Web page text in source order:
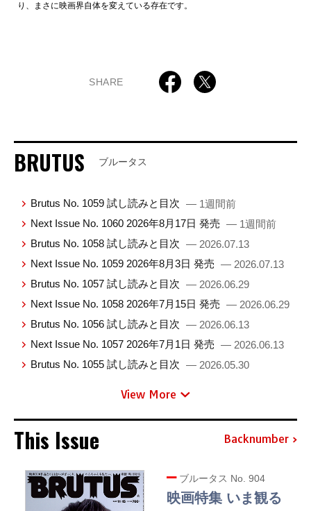
り、まさに映画界自体を変えている存在です。
SHARE
BRUTUS ブルータス
Brutus No. 1059 試し読みと目次 — 1週間前
Next Issue No. 1060 2026年8月17日 発売 — 1週間前
Brutus No. 1058 試し読みと目次 — 2026.07.13
Next Issue No. 1059 2026年8月3日 発売 — 2026.07.13
Brutus No. 1057 試し読みと目次 — 2026.06.29
Next Issue No. 1058 2026年7月15日 発売 — 2026.06.29
Brutus No. 1056 試し読みと目次 — 2026.06.13
Next Issue No. 1057 2026年7月1日 発売 — 2026.06.13
Brutus No. 1055 試し読みと目次 — 2026.05.30
View More
This Issue Backnumber
ブルータス No. 904
映画特集 いま観る